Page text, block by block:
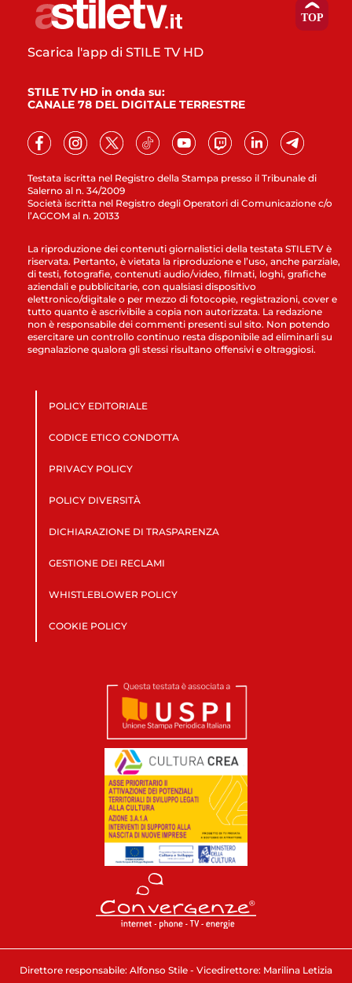
Testata iscritta nel Registro della Stampa presso il Tribunale di
Salerno al n. 34/2009
Società iscritta nel Registro degli Operatori di Comunicazione c/o
l’AGCOM al n. 20133
Scarica l'app di STILE TV HD
STILE TV HD in onda su:
CANALE 78 DEL DIGITALE TERRESTRE
La riproduzione dei contenuti giornalistici della testata STILETV è
riservata. Pertanto, è vietata la riproduzione e l’uso, anche parziale,
di testi, fotografie, contenuti audio/video, filmati, loghi, grafiche
aziendali e pubblicitarie, con qualsiasi dispositivo
elettronico/digitale o per mezzo di fotocopie, registrazioni, cover e
tutto quanto è ascrivibile a copia non autorizzata. La redazione
non è responsabile dei commenti presenti sul sito. Non potendo
esercitare un controllo continuo resta disponibile ad eliminarli su
segnalazione qualora gli stessi risultano offensivi e oltraggiosi.
POLICY EDITORIALE
CODICE ETICO CONDOTTA
PRIVACY POLICY
POLICY DIVERSITÀ
DICHIARAZIONE DI TRASPARENZA
GESTIONE DEI RECLAMI
WHISTLEBLOWER POLICY
COOKIE POLICY
Direttore responsabile: Alfonso Stile - Vicedirettore: Marilina Letizia